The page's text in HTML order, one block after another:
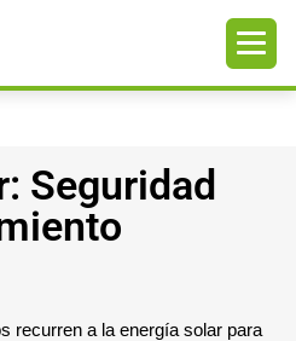
Seguridad
recurren a la energía solar para